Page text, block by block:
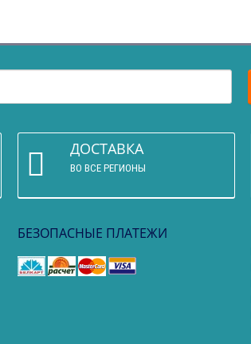
ДОСТАВКА
ВО ВСЕ РЕГИОНЫ
БЕЗОПАСНЫЕ ПЛАТЕЖИ